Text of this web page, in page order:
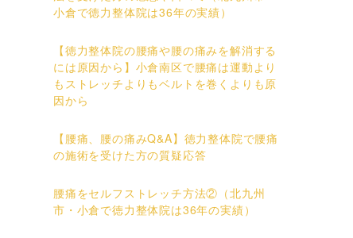
小倉で徳力整体院は36年の実績）
【徳力整体院の腰痛や腰の痛みを解消する
には原因から】小倉南区で腰痛は運動より
もストレッチよりもベルトを巻くよりも原
因から
【腰痛、腰の痛みQ&A】徳力整体院で腰痛
の施術を受けた方の質疑応答
腰痛をセルフストレッチ方法②（北九州
市・小倉で徳力整体院は36年の実績）